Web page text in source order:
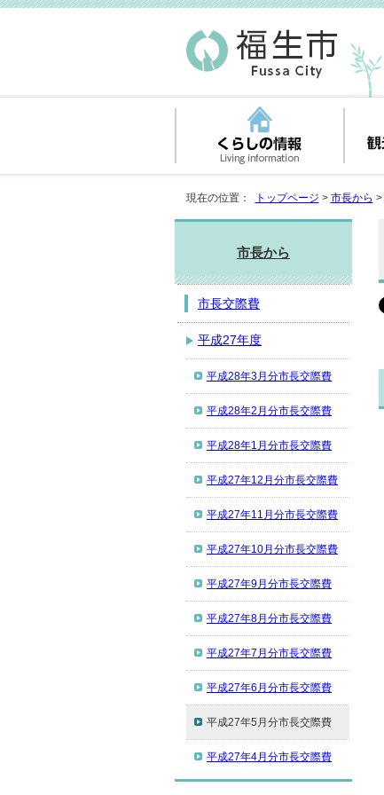
現在の位置： トップページ > 市長から >
市長から
市長交際費
平成27年度
平成28年3月分市長交際費
平成28年2月分市長交際費
平成28年1月分市長交際費
平成27年12月分市長交際費
平成27年11月分市長交際費
平成27年10月分市長交際費
平成27年9月分市長交際費
平成27年8月分市長交際費
平成27年7月分市長交際費
平成27年6月分市長交際費
平成27年5月分市長交際費
平成27年4月分市長交際費